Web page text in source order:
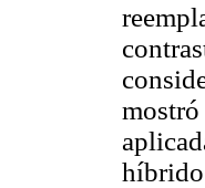
mostró
híbrido